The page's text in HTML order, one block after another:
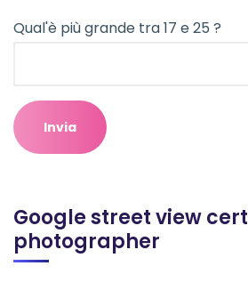
Qual'è più grande tra 17 e 25 ?
Google street view
photographer